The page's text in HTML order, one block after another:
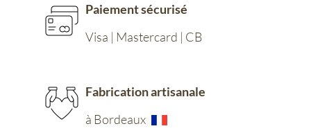
Paiement sécurisé
Visa | Mastercard | CB
Fabrication artisanale
à Bordeaux